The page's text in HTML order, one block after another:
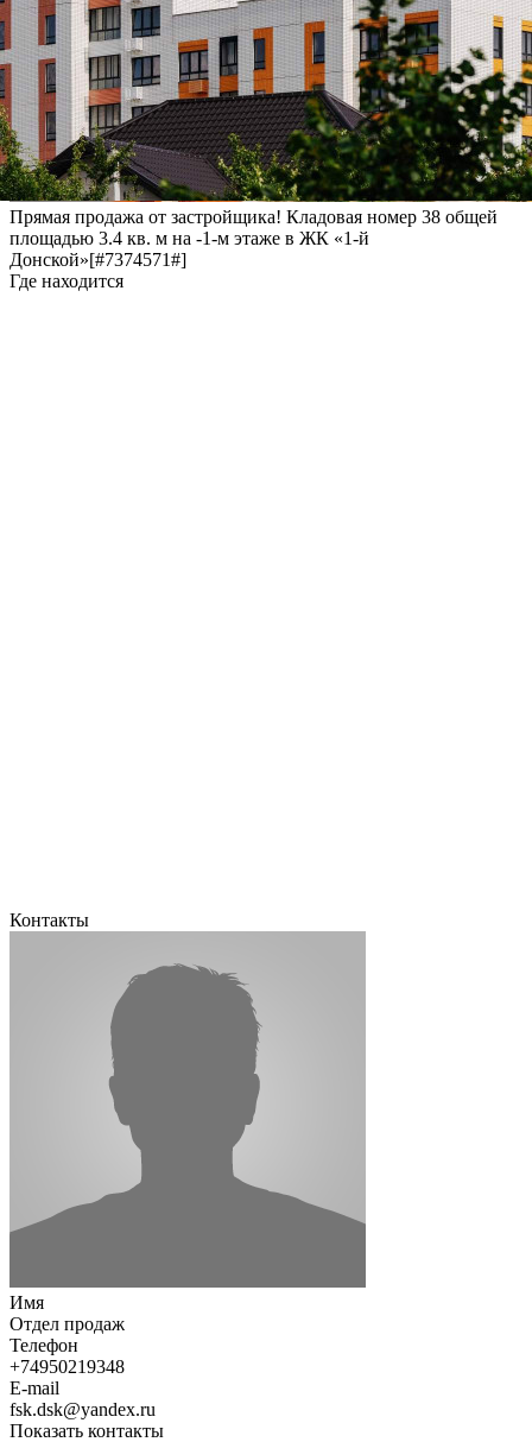
Прямая продажа от застройщика! Кладовая номер 38 общей
площадью 3.4 кв. м на -1-м этаже в ЖК «1-й
Донской»[#7374571#]
Где находится
Контакты
Имя
Отдел продаж
Телефон
+74950219348
E-mail
fsk.dsk@yandex.ru
Показать контакты